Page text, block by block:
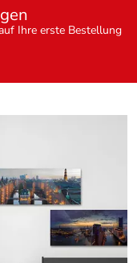
Ihre erste Bestellung